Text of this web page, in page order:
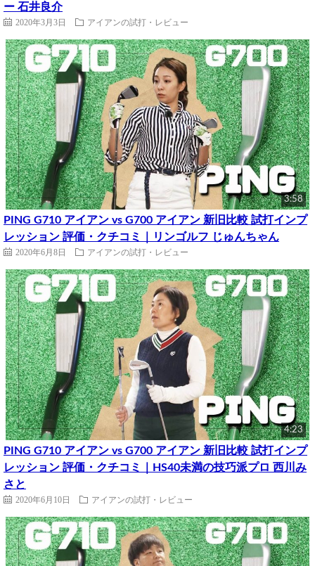
ー 石井良介
2020年3月3日 アイアンの試打・レビュー
3:58
PING G710 アイアン vs G700 アイアン 新旧比較 試打インプ
レッション 評価・クチコミ｜リンゴルフ じゅんちゃん
2020年6月8日 アイアンの試打・レビュー
4:23
PING G710 アイアン vs G700 アイアン 新旧比較 試打インプ
レッション 評価・クチコミ｜HS40未満の技巧派プロ 西川み
さと
2020年6月10日 アイアンの試打・レビュー